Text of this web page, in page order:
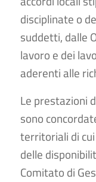
disciplinate o
suddetti, dalle
lavoro e dei
aderenti alle
Le prestazioni
sono
territoriali di
delle
Comitato di